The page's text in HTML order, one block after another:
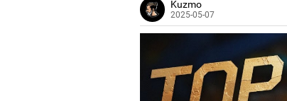
Kuzmo
2025-05-07